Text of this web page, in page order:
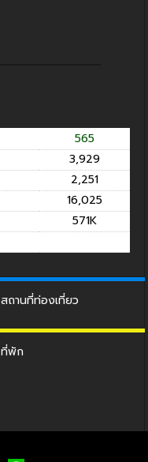
565
3,929
2,251
16,025
571K
สถานที่ท่องเที่ยว
ที่พัก